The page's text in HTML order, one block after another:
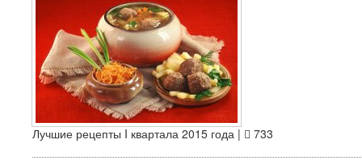
Лучшие рецепты I квартала 2015 года | 733